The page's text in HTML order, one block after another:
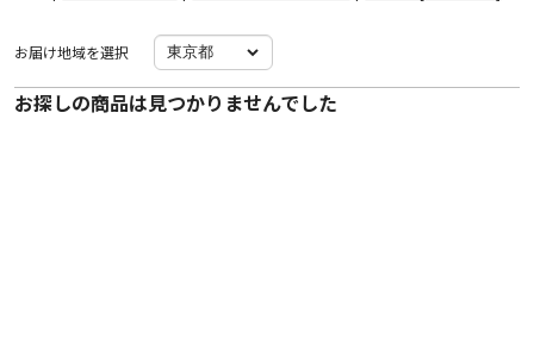
お届け地域を選択
お探しの商品は見つかりませんでした